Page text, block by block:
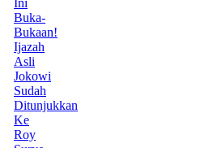
Buka-
Bukaan!
Ijazah
Asli
Jokowi
Sudah
Ditunjukkan
Ke
Roy